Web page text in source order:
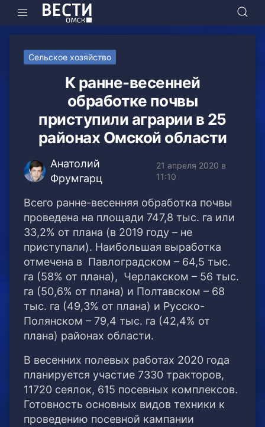
Сельское хозяйство
К ранне-весенней
обработке почвы
приступили аграрии в 25
районах Омской области
Анатолий
Фрумгарц
21 апреля 2020 в
11:10
Всего ранне-весенняя обработка почвы
проведена на площади 747,8 тыс. га или
33,2% от плана (в 2019 году – не
приступали). Наибольшая выработка
отмечена в Павлоградском – 64,5 тыс.
га (58% от плана), Черлакском – 56 тыс.
га (50,6% от плана) и Полтавском – 68
тыс. га (49,3% от плана) и Русско-
Полянском – 79,4 тыс. га (42,4% от
плана) районах области.
В весенних полевых работах 2020 года
планируется участие 7330 тракторов,
11720 сеялок, 615 посевных комплексов.
Готовность основных видов техники к
проведению посевной кампании